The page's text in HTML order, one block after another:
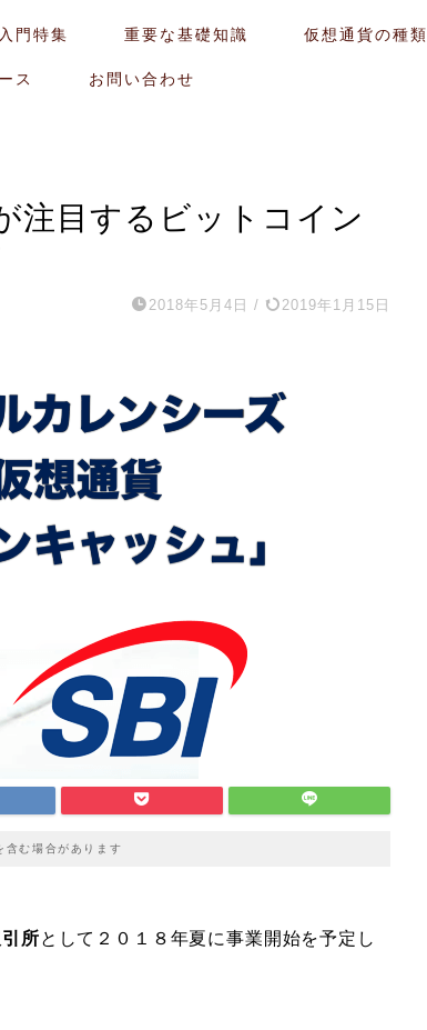
門特集 重要な基礎知識 仮想通貨の種類
ス お問い合わせ
注目するビットコイン
2018年5月4日 / 2019年1月15日
含む場合があります
所として２０１８年夏に事業開始を予定し